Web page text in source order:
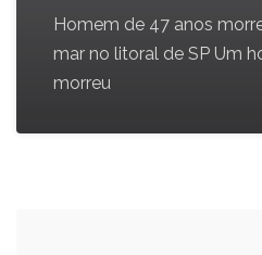
Homem de 47 anos
mar no litoral de SP Um
morreu